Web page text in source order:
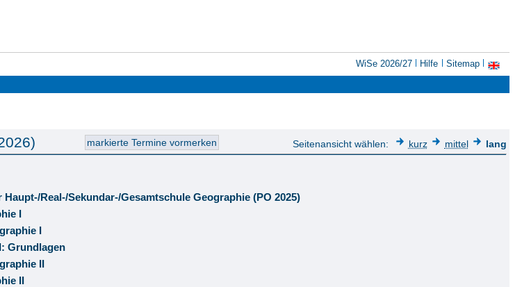
WiSe 2026/27 Hilfe
Sitemap
Seitenansicht wählen: kurz mittel lang
Real-/Sekundar-/Gesamtschule Geographie (PO 2025)
I
I
Grundlagen
II
II